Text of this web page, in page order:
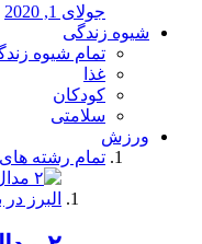
جولای 1, 2020
شیوه زندگی
تمام شیوه
غذا
کودکان
سلامتی
ورزش
تمام رشته